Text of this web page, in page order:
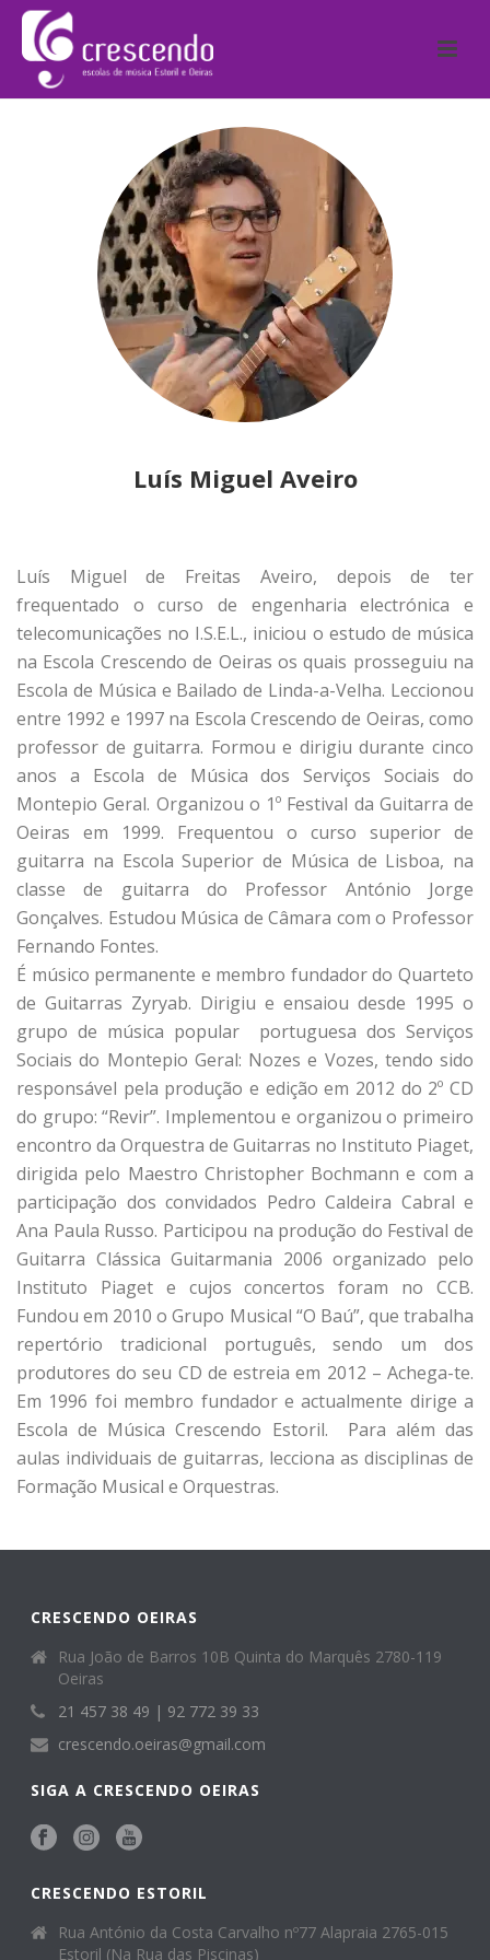
Luís Miguel Aveiro
Luís Miguel de Freitas Aveiro, depois de ter
frequentado o curso de engenharia electrónica e
telecomunicações no I.S.E.L., iniciou o estudo de música
na Escola Crescendo de Oeiras os quais prosseguiu na
Escola de Música e Bailado de Linda-a-Velha. Leccionou
entre 1992 e 1997 na Escola Crescendo de Oeiras, como
professor de guitarra. Formou e dirigiu durante cinco
anos a Escola de Música dos Serviços Sociais do
Montepio Geral. Organizou o 1º Festival da Guitarra de
Oeiras em 1999. Frequentou o curso superior de
guitarra na Escola Superior de Música de Lisboa, na
classe de guitarra do Professor António Jorge
Gonçalves. Estudou Música de Câmara com o Professor
Fernando Fontes.
É músico permanente e membro fundador do Quarteto
de Guitarras Zyryab. Dirigiu e ensaiou desde 1995 o
grupo de música popular portuguesa dos Serviços
Sociais do Montepio Geral: Nozes e Vozes, tendo sido
responsável pela produção e edição em 2012 do 2º CD
do grupo: “Revir”. Implementou e organizou o primeiro
encontro da Orquestra de Guitarras no Instituto Piaget,
dirigida pelo Maestro Christopher Bochmann e com a
participação dos convidados Pedro Caldeira Cabral e
Ana Paula Russo. Participou na produção do Festival de
Guitarra Clássica Guitarmania 2006 organizado pelo
Instituto Piaget e cujos concertos foram no CCB.
Fundou em 2010 o Grupo Musical “O Baú”, que trabalha
repertório tradicional português, sendo um dos
produtores do seu CD de estreia em 2012 – Achega-te.
Em 1996 foi membro fundador e actualmente dirige a
Escola de Música Crescendo Estoril. Para além das
aulas individuais de guitarras, lecciona as disciplinas de
Formação Musical e Orquestras.
CRESCENDO OEIRAS
Rua João de Barros 10B Quinta do Marquês 2780-119
Oeiras
21 457 38 49 | 92 772 39 33
crescendo.oeiras@gmail.com
SIGA A CRESCENDO OEIRAS
CRESCENDO ESTORIL
Rua António da Costa Carvalho nº77 Alapraia 2765-015
Estoril (Na Rua das Piscinas)